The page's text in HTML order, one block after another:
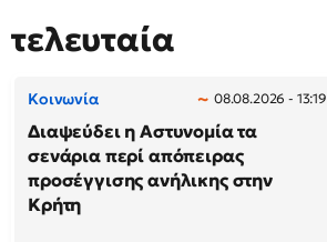
τελευταία
Κοινωνία 08.08.2026 - 13:19
Διαψεύδει η Αστυνομία τα
σενάρια περί απόπειρας
προσέγγισης ανήλικης στην
Κρήτη